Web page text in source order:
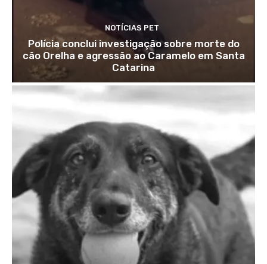
NOTÍCIAS PET
Polícia conclui investigação sobre morte do
cão Orelha e agressão ao Caramelo em Santa
Catarina